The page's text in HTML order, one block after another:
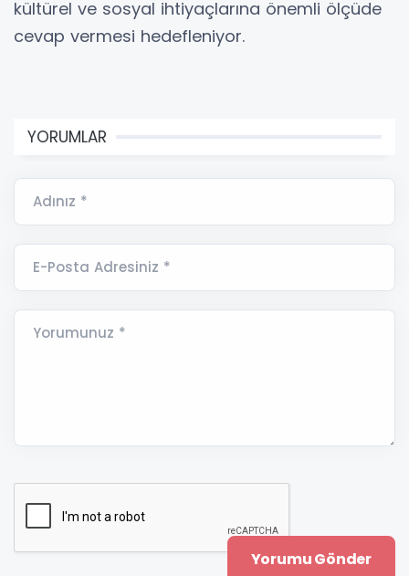
kültürel ve sosyal ihtiyaçlarına önemli ölçüde
cevap vermesi hedefleniyor.
YORUMLAR
Adınız *
E-Posta Adresiniz *
Yorumunuz *